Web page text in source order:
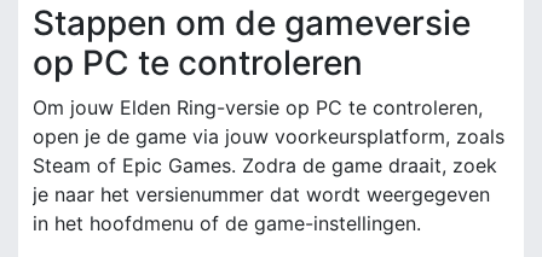
Stappen om de gameversie
op PC te controleren
Om jouw Elden Ring-versie op PC te controleren,
open je de game via jouw voorkeursplatform, zoals
Steam of Epic Games. Zodra de game draait, zoek
je naar het versienummer dat wordt weergegeven
in het hoofdmenu of de game-instellingen.